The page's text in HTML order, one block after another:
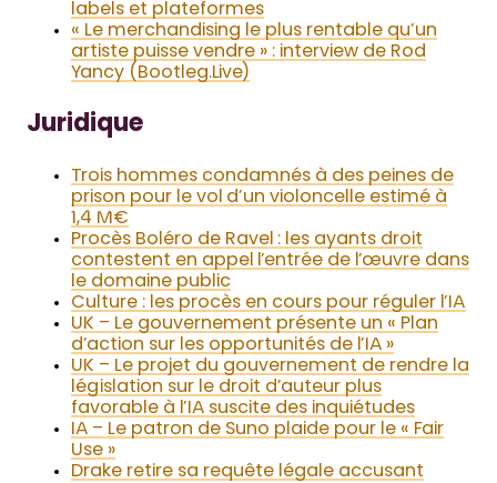
labels et plateformes
« Le merchandising le plus rentable qu’un
artiste puisse vendre » : interview de Rod
Yancy (Bootleg.Live)
Juridique
Trois hommes condamnés à des peines de
prison pour le vol d’un violoncelle estimé à
1,4 M€
Procès Boléro de Ravel : les ayants droit
contestent en appel l’entrée de l’œuvre dans
le domaine public
Culture : les procès en cours pour réguler l’IA
UK – Le gouvernement présente un « Plan
d’action sur les opportunités de l’IA »
UK – Le projet du gouvernement de rendre la
législation sur le droit d’auteur plus
favorable à l’IA suscite des inquiétudes
IA – Le patron de Suno plaide pour le « Fair
Use »
Drake retire sa requête légale accusant